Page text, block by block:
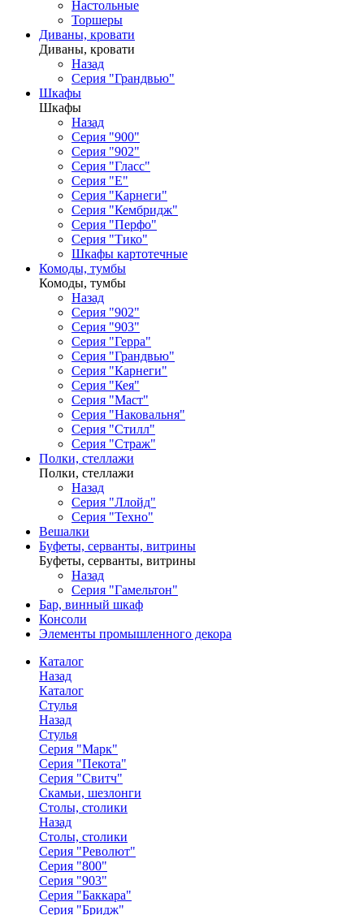
Настольные
Торшеры
Диваны, кровати
Диваны, кровати
Назад
Серия "Грандвью"
Шкафы
Шкафы
Назад
Серия "900"
Серия "902"
Серия "Гласс"
Серия "Е"
Серия "Карнеги"
Серия "Кембридж"
Серия "Перфо"
Серия "Тико"
Шкафы картотечные
Комоды, тумбы
Комоды, тумбы
Назад
Серия "902"
Серия "903"
Серия "Герра"
Серия "Грандвью"
Серия "Карнеги"
Серия "Кея"
Серия "Маст"
Серия "Наковальня"
Серия "Стилл"
Серия "Страж"
Полки, стеллажи
Полки, стеллажи
Назад
Серия "Ллойд"
Серия "Техно"
Вешалки
Буфеты, серванты, витрины
Буфеты, серванты, витрины
Назад
Серия "Гамельтон"
Бар, винный шкаф
Консоли
Элементы промышленного декора
Каталог
Назад
Каталог
Стулья
Назад
Стулья
Серия "Марк"
Серия "Пекота"
Серия "Свитч"
Скамьи, шезлонги
Столы, столики
Назад
Столы, столики
Серия "Револют"
Серия "800"
Серия "903"
Серия "Баккара"
Серия "Бридж"